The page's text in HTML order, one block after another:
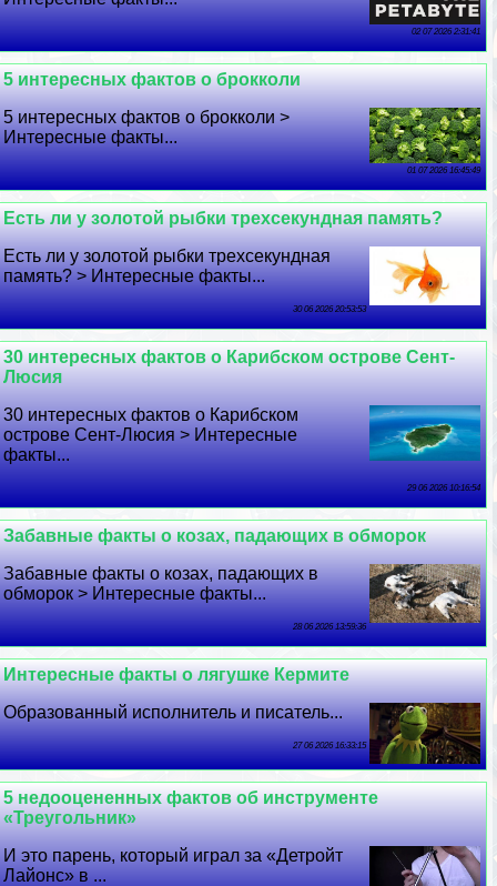
02 07 2026 2:31:41
5 интересных фактов о брокколи
5 интересных фактов о брокколи >
Интересные факты...
01 07 2026 16:45:49
Есть ли у золотой рыбки трехсекундная память?
Есть ли у золотой рыбки трехсекундная
память? > Интересные факты...
30 06 2026 20:53:53
30 интересных фактов о Карибском острове Сент-
Люсия
30 интересных фактов о Карибском
острове Сент-Люсия > Интересные
факты...
29 06 2026 10:16:54
Забавные факты о козах, падающих в обморок
Забавные факты о козах, падающих в
обморок > Интересные факты...
28 06 2026 13:59:36
Интересные факты о лягушке Кермите
Образованный исполнитель и писатель...
27 06 2026 16:33:15
5 недооцененных фактов об инструменте
«Треугольник»
И это парень, который играл за «Детройт
Лайонс» в ...